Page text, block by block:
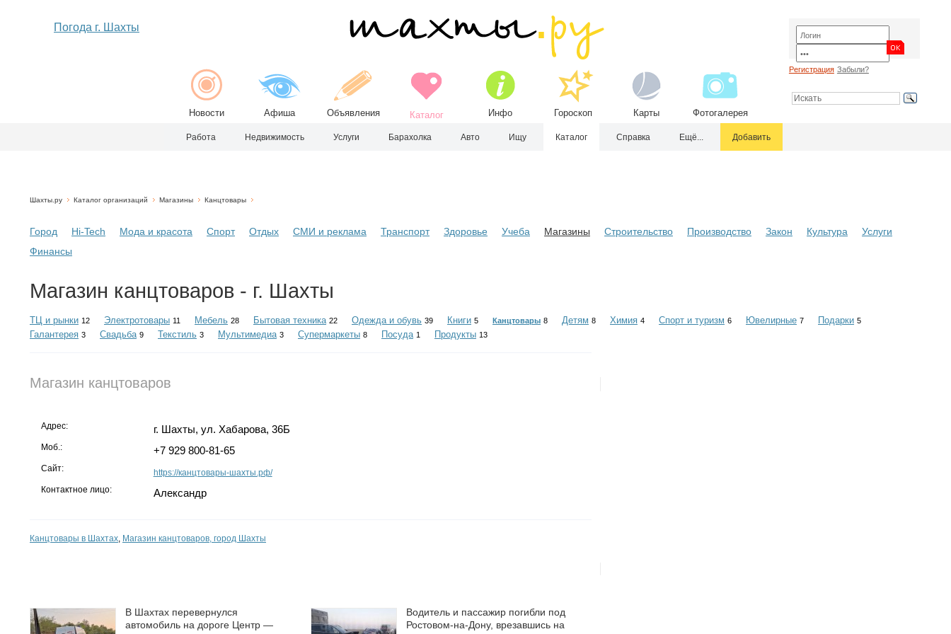
Погода г. Шахты
Новости Афиша Объявления Каталог Инфо Гороскоп Карты Фотогалерея
Регистрация Забыли?
Работа Недвижимость Услуги Барахолка Авто Ищу Каталог Справка Ещё... Добавить
Шахты.ру Каталог организаций Магазины Канцтовары
Город Hi-Tech Мода и красота Спорт Отдых СМИ и реклама Транспорт Здоровье Учеба Магазины Строительство Производство Закон Культура
Услуги
Финансы
Магазин канцтоваров - г. Шахты
ТЦ и рынки 12 Электротовары 11 Мебель 28 Бытовая техника 22 Одежда и обувь 39 Книги 5 Канцтовары 8 Детям 8 Химия 4 Спорт и туризм 6 Ювелирные 7 Подарки 5
Галантерея 3 Свадьба 9 Текстиль 3 Мультимедиа 3 Супермаркеты 8 Посуда 1 Продукты 13
Магазин канцтоваров
Адрес: г. Шахты, ул. Хабарова, 36Б
Моб.: +7 929 800-81-65
Сайт:
https://канцтовары-шахты.рф/
Контактное лицо:
Александр
Канцтовары в Шахтах, Магазин канцтоваров, город Шахты
В Шахтах перевернулся
автомобиль на дороге Центр —
Водитель и пассажир погибли под
Ростовом-на-Дону, врезавшись на